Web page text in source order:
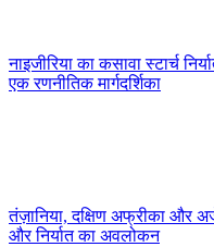
नाइजीरिया का कसावा स्टार्च
एक रणनीतिक मार्गदर्शिका
तंज़ानिया, दक्षिण अफ्रीका और
और निर्यात का अवलोकन